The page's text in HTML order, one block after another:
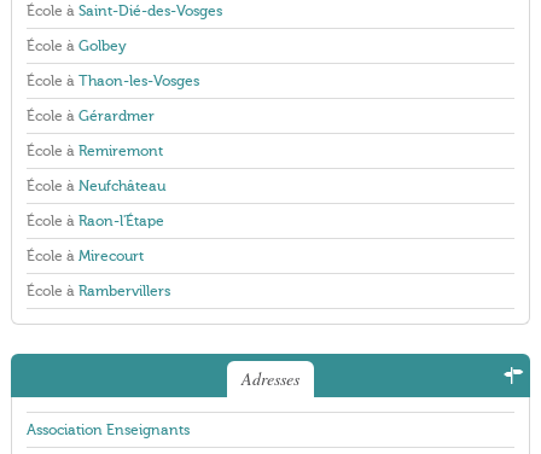
École à Saint-Dié-des-Vosges
École à Golbey
École à Thaon-les-Vosges
École à Gérardmer
École à Remiremont
École à Neufchâteau
École à Raon-l'Étape
École à Mirecourt
École à Rambervillers
Adresses
Association Enseignants